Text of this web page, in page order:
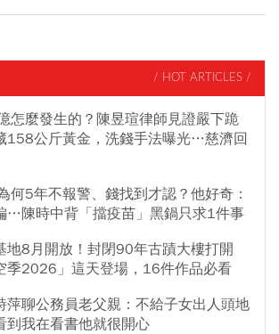
/ HOT ARTICLES /
怎麼發生的？陳昱瑄律師見證嚴下跪
158公斤黃金，洗錢手法曝光…慈濟回
何5年不報警、錢找到才認？他好奇：
…陳時中背「擋疫苗」黑鍋只求1件事
地8月開放！封閉90年古蹟大樓打開
2026」這天登場，16件作品必看
萍聊公務員老父親：不給子女出人頭地
到我在看書他就很開心